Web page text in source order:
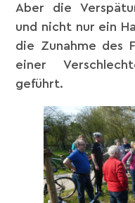
Aber die
und nicht nur ein
die Zunahme des
einer
geführt.